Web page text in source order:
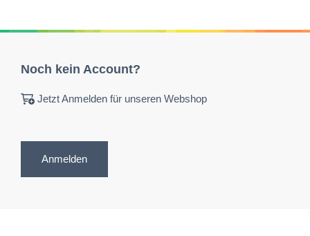
Noch kein Account?
Jetzt Anmelden für unseren Webshop
Anmelden